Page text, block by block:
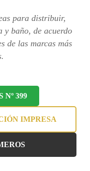
para distribuir,
y baño, de acuerdo
de las marcas más
Nº 399
IMPRESA